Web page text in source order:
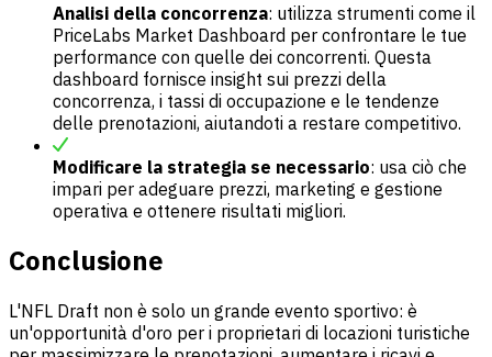
Analisi della concorrenza: utilizza strumenti come il
PriceLabs Market Dashboard per confrontare le tue
performance con quelle dei concorrenti. Questa
dashboard fornisce insight sui prezzi della
concorrenza, i tassi di occupazione e le tendenze
delle prenotazioni, aiutandoti a restare competitivo.
Modificare la strategia se necessario: usa ciò che
impari per adeguare prezzi, marketing e gestione
operativa e ottenere risultati migliori.
Conclusione
L'NFL Draft non è solo un grande evento sportivo: è
un'opportunità d'oro per i proprietari di locazioni turistiche